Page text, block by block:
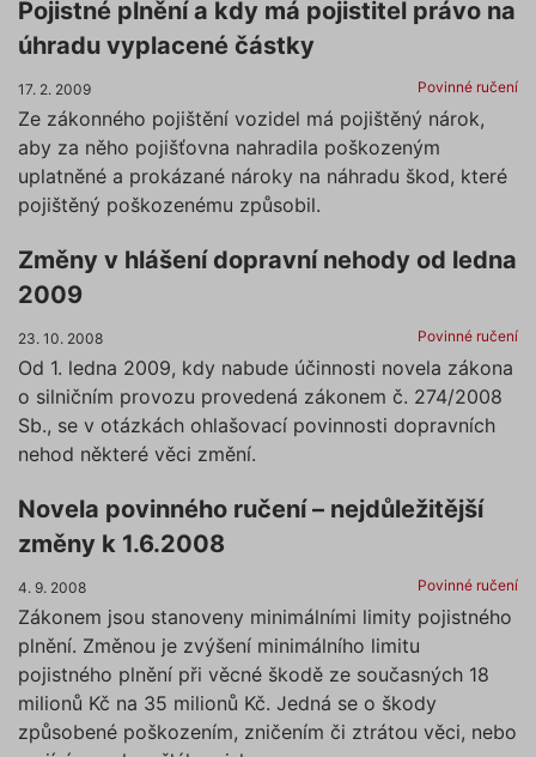
Pojistné plnění a kdy má pojistitel právo na
úhradu vyplacené částky
17. 2. 2009 Povinné ručení
Ze zákonného pojištění vozidel má pojištěný nárok,
aby za něho pojišťovna nahradila poškozeným
uplatněné a prokázané nároky na náhradu škod, které
pojištěný poškozenému způsobil.
Změny v hlášení dopravní nehody od ledna
2009
23. 10. 2008 Povinné ručení
Od 1. ledna 2009, kdy nabude účinnosti novela zákona
o silničním provozu provedená zákonem č. 274/2008
Sb., se v otázkách ohlašovací povinnosti dopravních
nehod některé věci změní.
Novela povinného ručení – nejdůležitější
změny k 1.6.2008
4. 9. 2008 Povinné ručení
Zákonem jsou stanoveny minimálními limity pojistného
plnění. Změnou je zvýšení minimálního limitu
pojistného plnění při věcné škodě ze současných 18
milionů Kč na 35 milionů Kč. Jedná se o škody
způsobené poškozením, zničením či ztrátou věci, nebo